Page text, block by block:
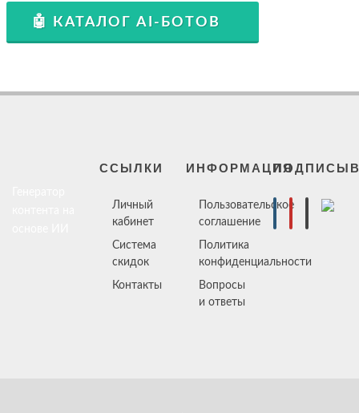
🤖 КАТАЛОГ AI-БОТОВ
ССЫЛКИ
Личный
кабинет
Система
скидок
Контакты
ИНФОРМАЦИЯ
Пользовательское
соглашение
Политика
конфиденциальности
Вопросы
и ответы